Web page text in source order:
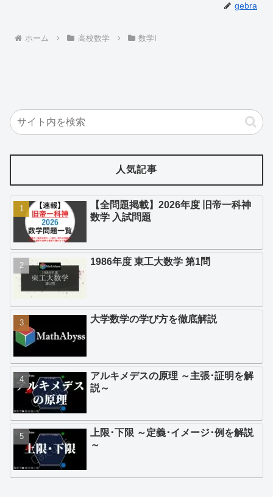
gebra
ホーム 高校数学 数学I
人気記事
【全問題掲載】2026年度 旧帝一科神
数学 入試問題
1986年度 東工大数学 第1問
大学数学の学び方を徹底解説
アルキメデスの原理 ～主張･証明を解
説～
上限･下限 ～定義･イメージ･例を解説
～